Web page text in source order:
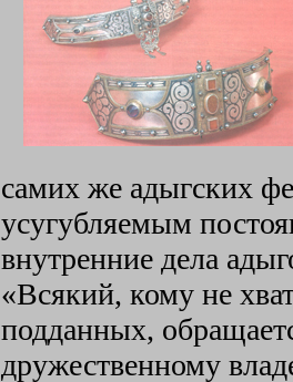
самих же адыгских
усугубляемым
внутренние дела
«Всякий, кому не
подданных,
дружественному